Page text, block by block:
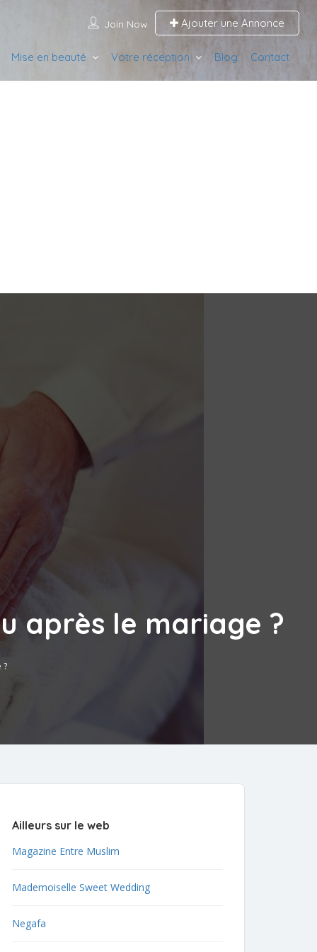
Join Now Ajouter une Annonce
Mise en beauté Votre réception Blog Contact
après le mariage ?
Ailleurs sur le web
Magazine Entre Muslim
Mademoiselle Sweet Wedding
Negafa